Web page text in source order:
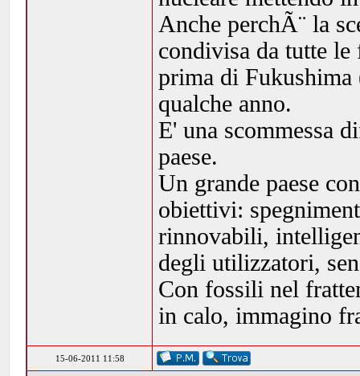
Anche perchÃ¨ la
condivisa da tutte
prima di Fukushima
qualche anno.
E' una scommessa
paese.
Un grande paese
obiettivi:
rinnovabili,
degli utilizzatori,
Con fossili nel
in calo, immagino
15-06-2011 11:58